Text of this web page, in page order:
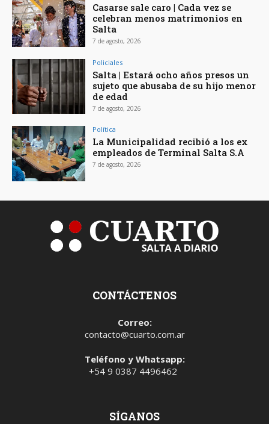
Casarse sale caro | Cada vez se
celebran menos matrimonios en
Salta
7 de agosto, 2026
Policiales
Salta | Estará ocho años presos un
sujeto que abusaba de su hijo menor
de edad
7 de agosto, 2026
Política
La Municipalidad recibió a los ex
empleados de Terminal Salta S.A
7 de agosto, 2026
CONTÁCTENOS
Correo:
contacto@cuarto.com.ar
Teléfono y Whatsapp:
+54 9 0387 4496462
SÍGANOS